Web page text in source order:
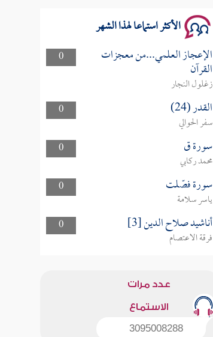
الأكثر استماعا لهذا الشهر
0 الإعجاز العلمي...من معجزات
القرآن
زغلول النجار
0
القدر (24)
سفر الحوالي
0
سورة ق
محمد ركابي
0
سورة فصّلت
ياسر سلامة
0
أناشيد صلاح الدين [3]
فرقة الاعتصام
عدد مرات
الاستماع
3095008288